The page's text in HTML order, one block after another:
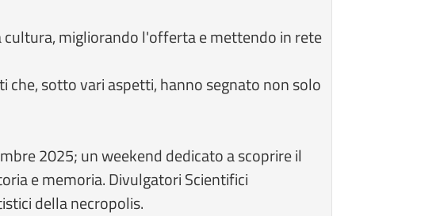
cultura, migliorando l'offerta e mettendo in rete
che, sotto vari aspetti, hanno segnato non solo
2025; un weekend dedicato a scoprire il
e memoria. Divulgatori Scientifici
della necropolis.